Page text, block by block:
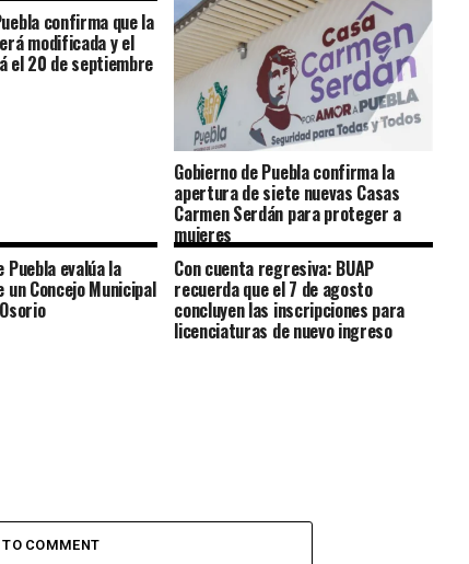
confirma que la
modificada y el
el 20 de septiembre
Gobierno de Puebla confirma la
apertura de siete nuevas Casas
Carmen Serdán para proteger a
mujeres
Puebla evalúa la
un Concejo Municipal
Con cuenta regresiva: BUAP
recuerda que el 7 de agosto
concluyen las inscripciones para
licenciaturas de nuevo ingreso
TO COMMENT